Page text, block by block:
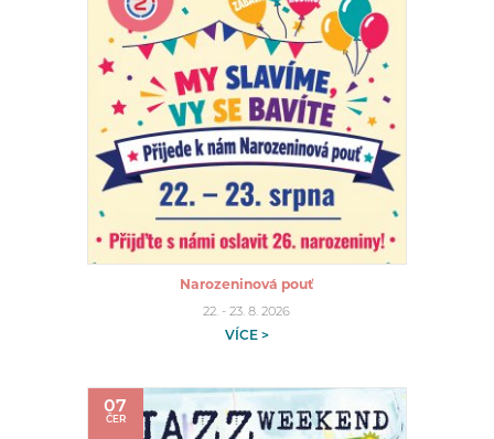
Narozeninová pouť
22. - 23. 8. 2026
VÍCE >
07
ČER